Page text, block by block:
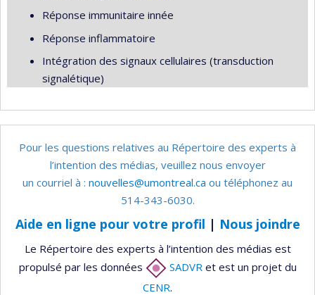
Réponse immunitaire innée
Réponse inflammatoire
Intégration des signaux cellulaires (transduction
signalétique)
Pour les questions relatives au Répertoire des experts à
l’intention des médias, veuillez nous envoyer
un courriel à : nouvelles@umontreal.ca ou téléphonez au
514-343-6030.
Aide en ligne pour votre profil | Nous joindre
Le Répertoire des experts à l’intention des médias est
propulsé par les données
SADVR et est un projet du
CENR.